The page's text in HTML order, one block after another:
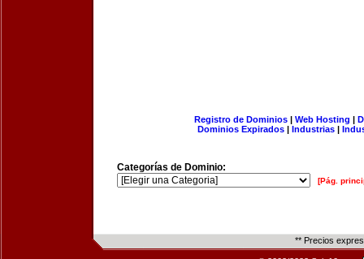
Registro de Dominios| Web Hosting |
Dominios Expirados | Industrias |
Categorías de Dominio:
[Pág.
** Precios